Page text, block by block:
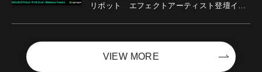
リボット エフェクトアーティスト登壇イベ
VIEW MORE